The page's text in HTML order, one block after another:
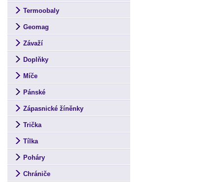
Termoobaly
Geomag
Závaží
Doplňky
Míče
Pánské
Zápasnické žíněnky
Trička
Tílka
Poháry
Chrániče